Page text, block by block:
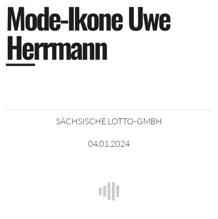
Mode-IkoneUwe
Herrmann
SÄCHSISCHE LOTTO-GMBH
04.01.2024